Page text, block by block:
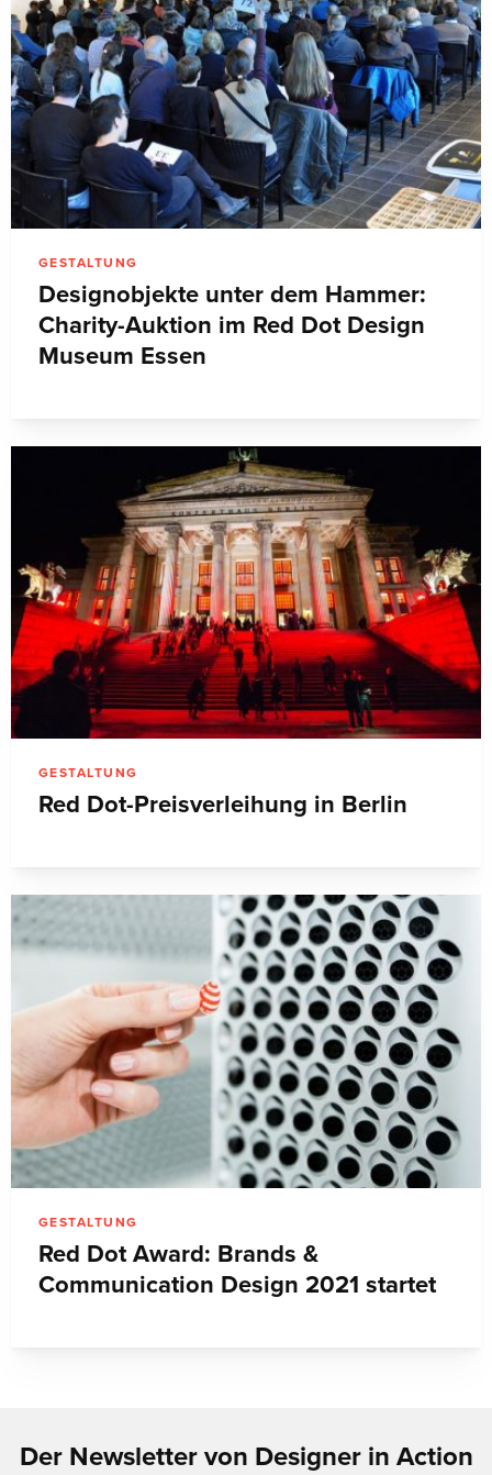
GESTALTUNG
Designobjekte unter dem Hammer:
Charity-Auktion im Red Dot Design
Museum Essen
GESTALTUNG
Red Dot-Preisverleihung in Berlin
GESTALTUNG
Red Dot Award: Brands &
Communication Design 2021 startet
Der Newsletter von Designer in Action